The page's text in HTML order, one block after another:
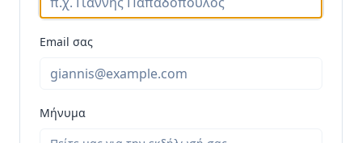
Email σας
Μήνυμα